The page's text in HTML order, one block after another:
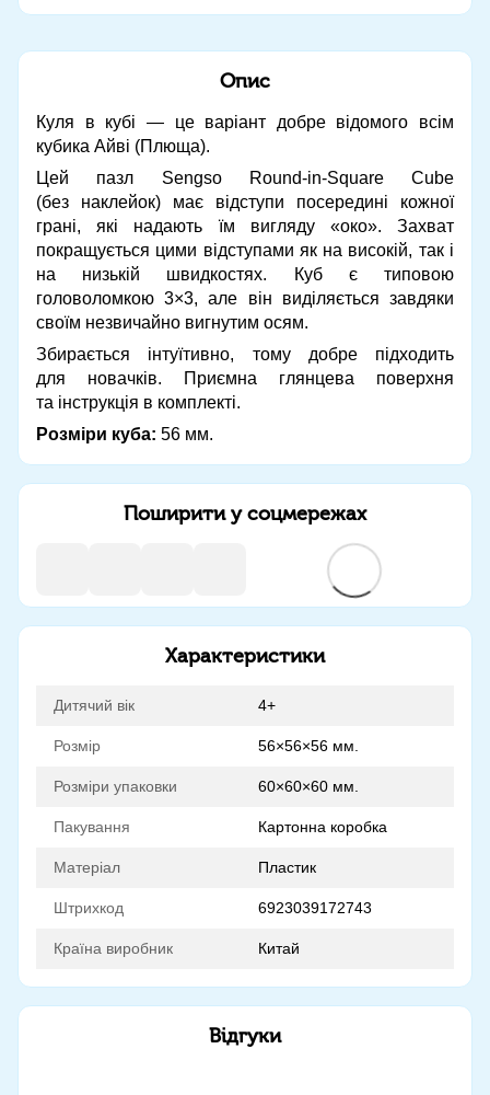
Опис
Куля в кубі — це варіант добре відомого всім
кубика Айві (Плюща).
Цей пазл Sengso Round-in-Square Cube
(без наклейок) має відступи посередині кожної
грані, які надають їм вигляду «око». Захват
покращується цими відступами як на високій, так і
на низькій швидкостях. Куб є типовою
головоломкою 3×3, але він виділяється завдяки
своїм незвичайно вигнутим осям.
Збирається інтуїтивно, тому добре підходить
для новачків. Приємна глянцева поверхня
та інструкція в комплекті.
Розміри куба: 56 мм.
Поширити у соцмережах
Характеристики
Дитячий вік 4+
Розмір 56×56×56 мм.
Розміри упаковки 60×60×60 мм.
Пакування Картонна коробка
Матеріал Пластик
Штрихкод 6923039172743
Країна виробник Китай
Відгуки